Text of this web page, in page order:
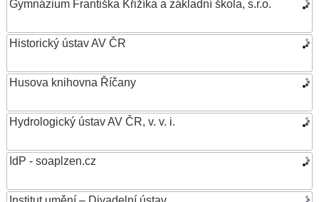
Gymnázium Františka Křižíka a základní škola, s.r.o.
Historický ústav AV ČR
Husova knihovna Říčany
Hydrologický ústav AV ČR, v. v. i.
IdP - soaplzen.cz